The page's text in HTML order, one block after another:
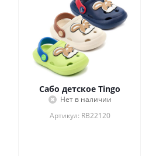
Сабо детское Tingo
Нет в наличии
Артикул: RB22120